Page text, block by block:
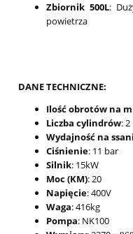
Zbiornik 500L:
powietrza
DANE TECHNICZNE:
Ilość obrotów na
Liczba cylindrów: 2
Wydajność na
Ciśnienie: 11 bar
Silnik: 15kW
Moc (KM): 20
Napięcie: 400V
Waga: 416kg
Pompa: NK100